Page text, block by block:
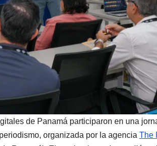
de Panamá participaron en una
organizada por la agencia The